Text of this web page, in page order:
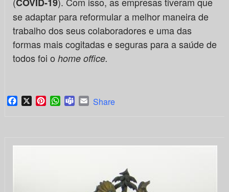
se adaptar para reformular a melhor maneira de
trabalho dos seus colaboradores e uma das
formas mais cogitadas e seguras para a saúde de
todos foi o home office.
Facebook
X PinterestWhatsApp
TeamsEmail
Share